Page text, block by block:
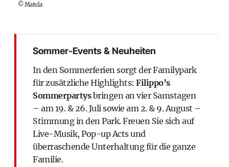
©Matula
Sommer-Events & Neuheiten
In den Sommerferien sorgt der Familypark
für zusätzliche Highlights: Filippo’s
Sommerpartysbringen an vier Samstagen
– am 19. & 26. Juli sowie am 2. & 9. August –
Stimmung in den Park. Freuen Sie sich auf
Live-Musik, Pop-up Acts und
überraschende Unterhaltung für die ganze
Familie.